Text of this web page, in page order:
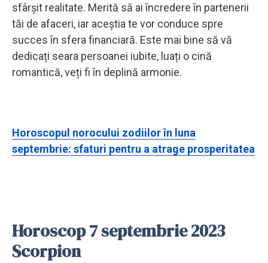
sfârșit realitate. Merită să ai încredere în partenerii
tăi de afaceri, iar aceștia te vor conduce spre
succes în sfera financiară. Este mai bine să vă
dedicați seara persoanei iubite, luați o cină
romantică, veți fi în deplină armonie.
Horoscopul norocului zodiilor în luna
septembrie: sfaturi pentru a atrage prosperitatea
Horoscop 7 septembrie 2023
Scorpion